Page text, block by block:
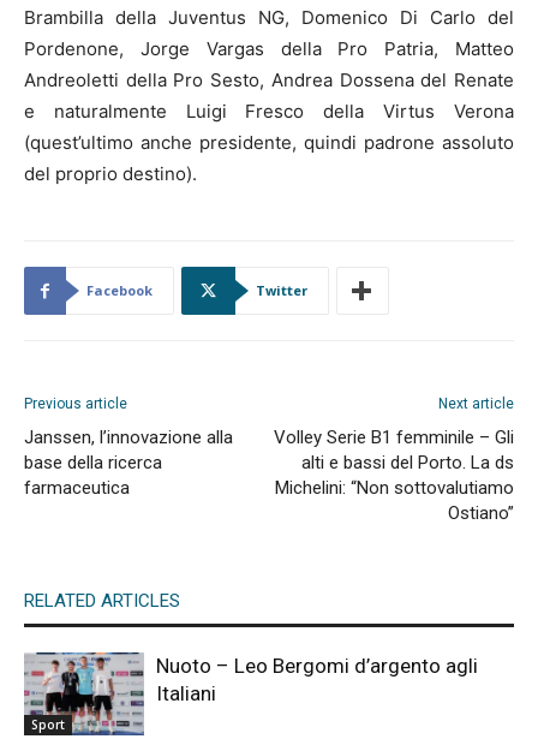
Brambilla della Juventus NG, Domenico Di Carlo del
Pordenone, Jorge Vargas della Pro Patria, Matteo
Andreoletti della Pro Sesto, Andrea Dossena del Renate
e naturalmente Luigi Fresco della Virtus Verona
(quest’ultimo anche presidente, quindi padrone assoluto
del proprio destino).
Facebook Twitter
Previous article
Janssen, l’innovazione alla
base della ricerca
farmaceutica
Next article
Volley Serie B1 femminile – Gli
alti e bassi del Porto. La ds
Michelini: “Non sottovalutiamo
Ostiano”
RELATED ARTICLES
Sport
Nuoto – Leo Bergomi d’argento agli
Italiani